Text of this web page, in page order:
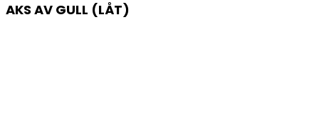
AKS AV GULL (LÅT)